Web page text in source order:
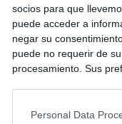
socios para que
puede acceder a
negar su
puede no requerir de
procesamiento. Sus
Personal Data